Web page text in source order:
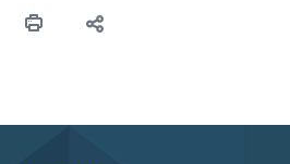
felhasználók számára is elérhető és